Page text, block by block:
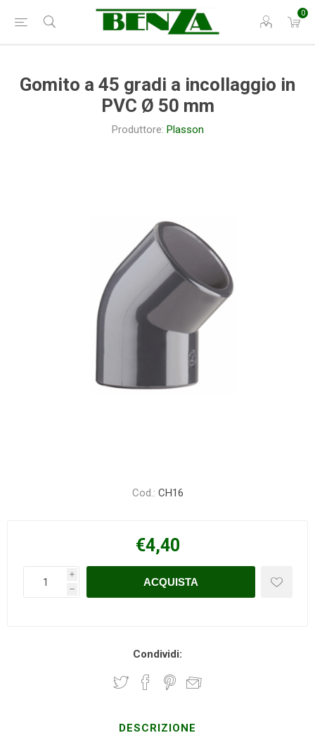
0
Gomito a 45 gradi a incollaggio in
PVC Ø 50 mm
Produttore: Plasson
Cod.: CH16
€4,40
i
h
Condividi:
DESCRIZIONE